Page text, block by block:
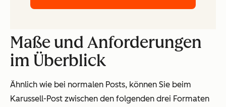
Maße und Anforderungen
im Überblick
Ähnlich wie bei normalen Posts, können Sie beim
Karussell-Post zwischen den folgenden drei Formaten